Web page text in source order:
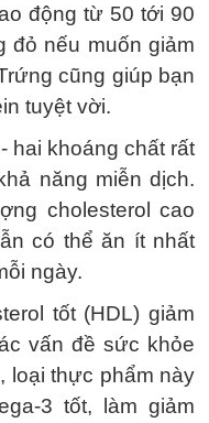
động từ 50 tới 90
đỏ nếu muốn giảm
cũng giúp bạn
tuyệt vời.
hai khoáng chất rất
năng miễn dịch.
cholesterol cao
có thể ăn ít nhất
ngày.
tốt (HDL) giảm
vấn đề sức khỏe
loại thực phẩm này
3 tốt, làm giảm